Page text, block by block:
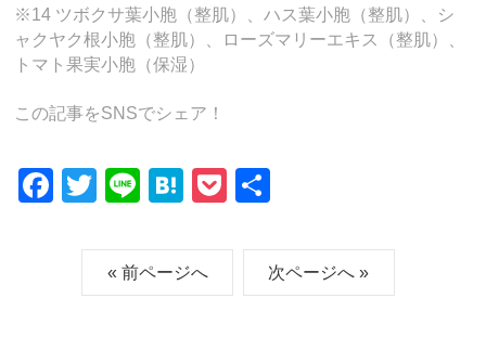
※14 ツボクサ葉小胞（整肌）、ハス葉小胞（整肌）、シ
ャクヤク根小胞（整肌）、ローズマリーエキス（整肌）、
トマト果実小胞（保湿）
この記事をSNSでシェア！
F
T
tt
er
Li
e
H
e
n
P
ck
et
次ページへ »
« 前ページへ